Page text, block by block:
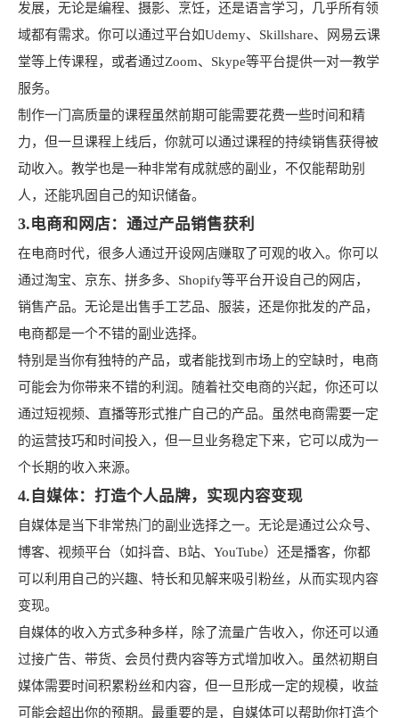
发展，无论是编程、摄影、烹饪，还是语言学习，几乎所有领
域都有需求。你可以通过平台如Udemy、Skillshare、网易云课
堂等上传课程，或者通过Zoom、Skype等平台提供一对一教学
服务。
制作一门高质量的课程虽然前期可能需要花费一些时间和精
力，但一旦课程上线后，你就可以通过课程的持续销售获得被
动收入。教学也是一种非常有成就感的副业，不仅能帮助别
人，还能巩固自己的知识储备。
3.电商和网店：通过产品销售获利
在电商时代，很多人通过开设网店赚取了可观的收入。你可以
通过淘宝、京东、拼多多、Shopify等平台开设自己的网店，
销售产品。无论是出售手工艺品、服装，还是你批发的产品，
电商都是一个不错的副业选择。
特别是当你有独特的产品，或者能找到市场上的空缺时，电商
可能会为你带来不错的利润。随着社交电商的兴起，你还可以
通过短视频、直播等形式推广自己的产品。虽然电商需要一定
的运营技巧和时间投入，但一旦业务稳定下来，它可以成为一
个长期的收入来源。
4.自媒体：打造个人品牌，实现内容变现
自媒体是当下非常热门的副业选择之一。无论是通过公众号、
博客、视频平台（如抖音、B站、YouTube）还是播客，你都
可以利用自己的兴趣、特长和见解来吸引粉丝，从而实现内容
变现。
自媒体的收入方式多种多样，除了流量广告收入，你还可以通
过接广告、带货、会员付费内容等方式增加收入。虽然初期自
媒体需要时间积累粉丝和内容，但一旦形成一定的规模，收益
可能会超出你的预期。最重要的是，自媒体可以帮助你打造个